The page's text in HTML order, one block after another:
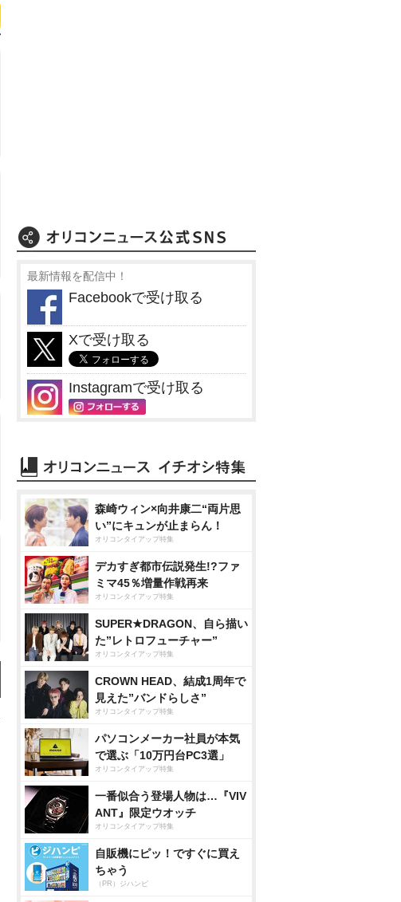
最新情報を配信中！
Facebookで受け取る
Xで受け取る
Instagramで受け取る
森崎ウィン×向井康二“両片思
い”にキュンが止まらん！
オリコンタイアップ特集
デカすぎ都市伝説発生!?ファ
ミマ45％増量作戦再来
オリコンタイアップ特集
SUPER★DRAGON、自ら描い
た”レトロフューチャー”
オリコンタイアップ特集
CROWN HEAD、結成1周年で
見えた”バンドらしさ”
オリコンタイアップ特集
パソコンメーカー社員が本気
で選ぶ「10万円台PC3選」
オリコンタイアップ特集
一番似合う登場人物は…『VIV
ANT』限定ウオッチ
オリコンタイアップ特集
自販機にピッ！ですぐに買え
ちゃう
（PR）ジハンピ